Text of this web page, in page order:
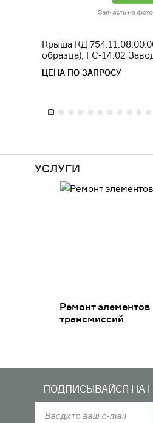
Крыша КД
образца), ГС-14.02
ЦЕНА ПО ЗАПРОСУ
УСЛУГИ
Ремонт элементов
трансмиссий
ПОДПИСЫВАЙСЯ НА